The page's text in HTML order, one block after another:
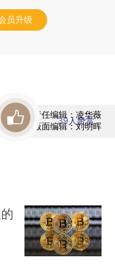
员升级
责任编辑：凌华薇
版面编辑：刘明晖
39 人赞赏